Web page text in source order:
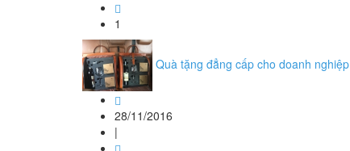
1
Quà tặng đẳng cấp cho doanh nghiệp
28/11/2016
|